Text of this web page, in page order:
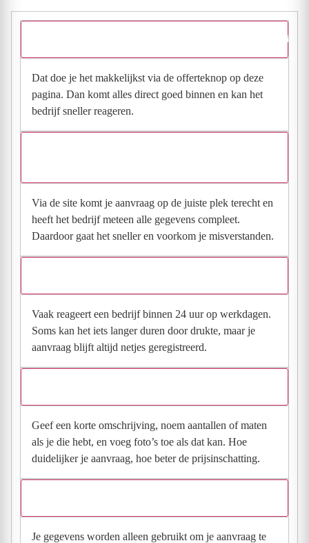
Hoe vraag ik een offerte aan bij Tolkamp Keukens Winterswijk?
Dat doe je het makkelijkst via de offerteknop op deze
pagina. Dan komt alles direct goed binnen en kan het
bedrijf sneller reageren.
Via de site komt je aanvraag op de juiste plek terecht en
heeft het bedrijf meteen alle gegevens compleet.
Daardoor gaat het sneller en voorkom je misverstanden.
Vaak reageert een bedrijf binnen 24 uur op werkdagen.
Soms kan het iets langer duren door drukte, maar je
aanvraag blijft altijd netjes geregistreerd.
Geef een korte omschrijving, noem aantallen of maten
als je die hebt, en voeg foto’s toe als dat kan. Hoe
duidelijker je aanvraag, hoe beter de prijsinschatting.
Je gegevens worden alleen gebruikt om je aanvraag te